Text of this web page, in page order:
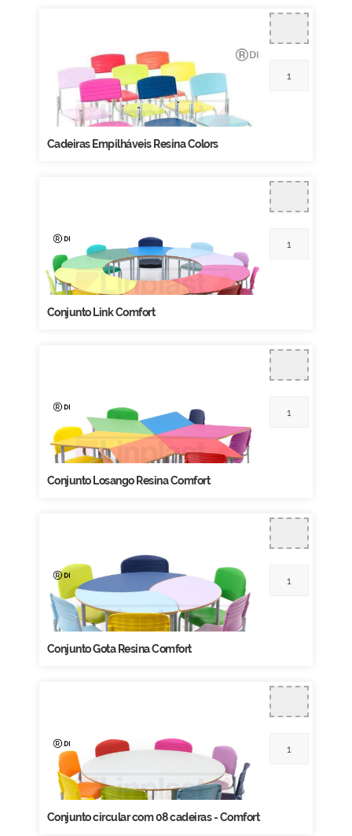
Cadeiras Empilháveis Resina Colors
Conjunto Link Comfort
Conjunto Losango Resina Comfort
Conjunto Gota Resina Comfort
Conjunto circular com 08 cadeiras - Comfort